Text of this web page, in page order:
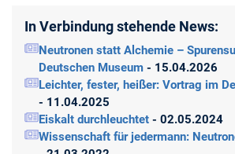
In Verbindung stehende News:
Neutronen statt Alchemie –
Deutschen Museum - 15.04.2026
Leichter, fester, heißer: Vortrag im
- 11.04.2025
Eiskalt durchleuchtet - 02.05.2024
Wissenschaft für jedermann: